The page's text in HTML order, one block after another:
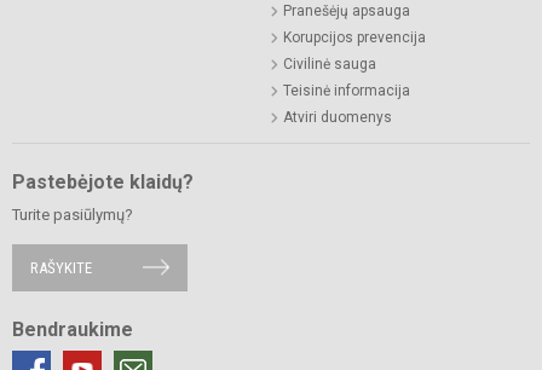
Pranešėjų apsauga
Korupcijos prevencija
Civilinė sauga
Teisinė informacija
Atviri duomenys
Pastebėjote klaidų?
Turite pasiūlymų?
RAŠYKITE
Bendraukime